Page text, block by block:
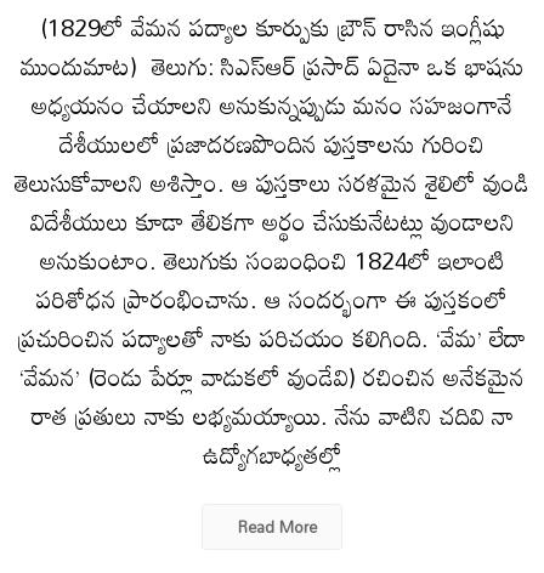
(1829లో వేమన పద్యాల కూర్పుకు బ్రౌన్‌ రాసిన ఇంగ్లీషు
ముందుమాట) తెలుగు: సిఎస్‌ఆర్‌ ప్రసాద్‌ ఏదైనా ఒక భాషను
అధ్యయనం చేయాలని అనుకున్నప్పుడు మనం సహజంగానే
దేశీయులలో ప్రజాదరణపొందిన పుస్తకాలను గురించి
తెలుసుకోవాలని అశిస్తాం. ఆ పుస్తకాలు సరళమైన శైలిలో వుండి
విదేశీయులు కూడా తేలికగా అర్థం చేసుకునేటట్లు వుండాలని
అనుకుంటాం. తెలుగుకు సంబంధించి 1824లో ఇలాంటి
పరిశోధన ప్రారంభించాను. ఆ సందర్భంగా ఈ పుస్తకంలో
ప్రచురించిన పద్యాలతో నాకు పరిచయం కలిగింది. ‘వేమ’ లేదా
‘వేమన’ (రెండు పేర్లూ వాడుకలో వుండేవి) రచించిన అనేకమైన
రాత ప్రతులు నాకు లభ్యమయ్యాయి. నేను వాటిని చదివి నా
ఉద్యోగబాధ్యతల్లో
Read More